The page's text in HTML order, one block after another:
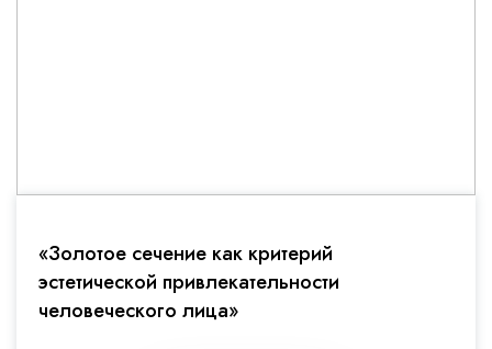
«Золотое сечение как критерий
эстетической привлекательности
человеческого лица»